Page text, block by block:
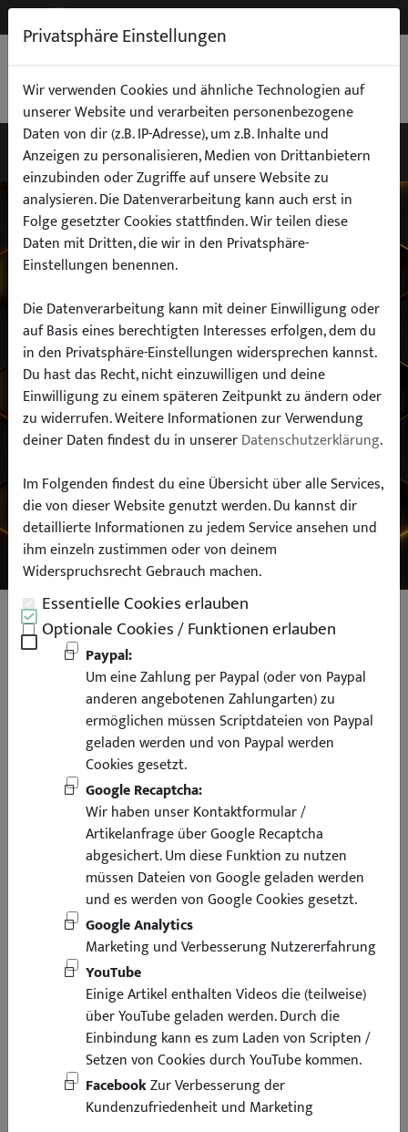
0,00 €
Wähle dein Auto
finde alle passenden Teile schnell und
einfach
Hersteller:
Modell:
SUCHEN
Rückleuchten Heckleuchten für
BMW E36 Coupe Cabrio rot
schwarz
Privatsphäre Einstellungen
Wir verwenden Cookies und ähnliche Technologien auf
unserer Website und verarbeiten personenbezogene
Daten von dir (z.B. IP-Adresse), um z.B. Inhalte und
Anzeigen zu personalisieren, Medien von Drittanbietern
einzubinden oder Zugriffe auf unsere Website zu
analysieren. Die Datenverarbeitung kann auch erst in
Folge gesetzter Cookies stattfinden. Wir teilen diese
Daten mit Dritten, die wir in den Privatsphäre-
Einstellungen benennen.
Die Datenverarbeitung kann mit deiner Einwilligung oder
auf Basis eines berechtigten Interesses erfolgen, dem du
in den Privatsphäre-Einstellungen widersprechen kannst.
Du hast das Recht, nicht einzuwilligen und deine
Einwilligung zu einem späteren Zeitpunkt zu ändern oder
zu widerrufen. Weitere Informationen zur Verwendung
deiner Daten findest du in unsererDatenschutzerklärung.
Im Folgenden findest du eine Übersicht über alle Services,
die von dieser Website genutzt werden. Du kannst dir
detaillierte Informationen zu jedem Service ansehen und
ihm einzeln zustimmen oder von deinem
Widerspruchsrecht Gebrauch machen.
Essentielle Cookies erlauben
Optionale Cookies / Funktionen erlauben
Paypal:
Um eine Zahlung per Paypal (oder von Paypal
anderen angebotenen Zahlungarten) zu
ermöglichen müssen Scriptdateien von Paypal
geladen werden und von Paypal werden
Cookies gesetzt.
Google Recaptcha:
Wir haben unser Kontaktformular /
Artikelanfrage über Google Recaptcha
abgesichert. Um diese Funktion zu nutzen
müssen Dateien von Google geladen werden
und es werden von Google Cookies gesetzt.
Google Analytics
Marketing und Verbesserung Nutzererfahrung
YouTube
Einige Artikel enthalten Videos die (teilweise)
über YouTube geladen werden. Durch die
Einbindung kann es zum Laden von Scripten /
Setzen von Cookies durch YouTube kommen.
FacebookZur Verbesserung der
Kundenzufriedenheit und Marketing